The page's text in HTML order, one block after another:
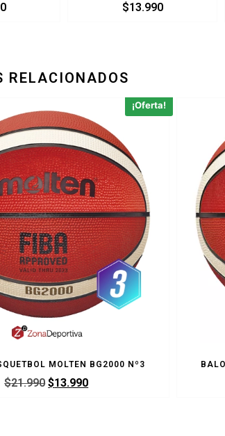
$13.990
RELACIONADOS
¡Oferta!
MOLTEN BG2000 Nº3
$21.990 $13.990